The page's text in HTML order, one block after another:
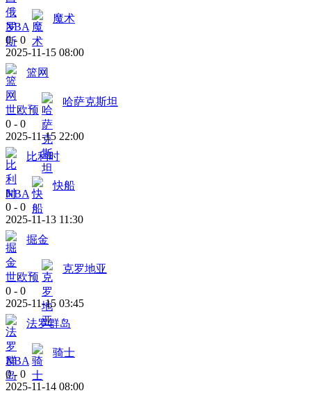
NBA
魔术
0 - 0
2025-11-15 08:00
篮网
世欧预
哈萨克斯坦
0 - 0
2025-11-15 22:00
比利时
NBA
快船
0 - 0
2025-11-13 11:30
掘金
世欧预
克罗地亚
0 - 0
2025-11-15 03:45
法罗群岛
NBA
骑士
0 - 0
2025-11-14 08:00